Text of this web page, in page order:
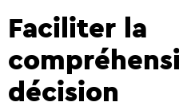
Faciliter la
décision